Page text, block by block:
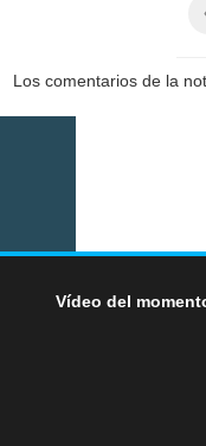
Los comentarios de la
Vídeo del